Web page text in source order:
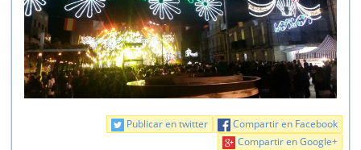
Compartir en Facebook
Publicar en twitter
Compartir en Google+